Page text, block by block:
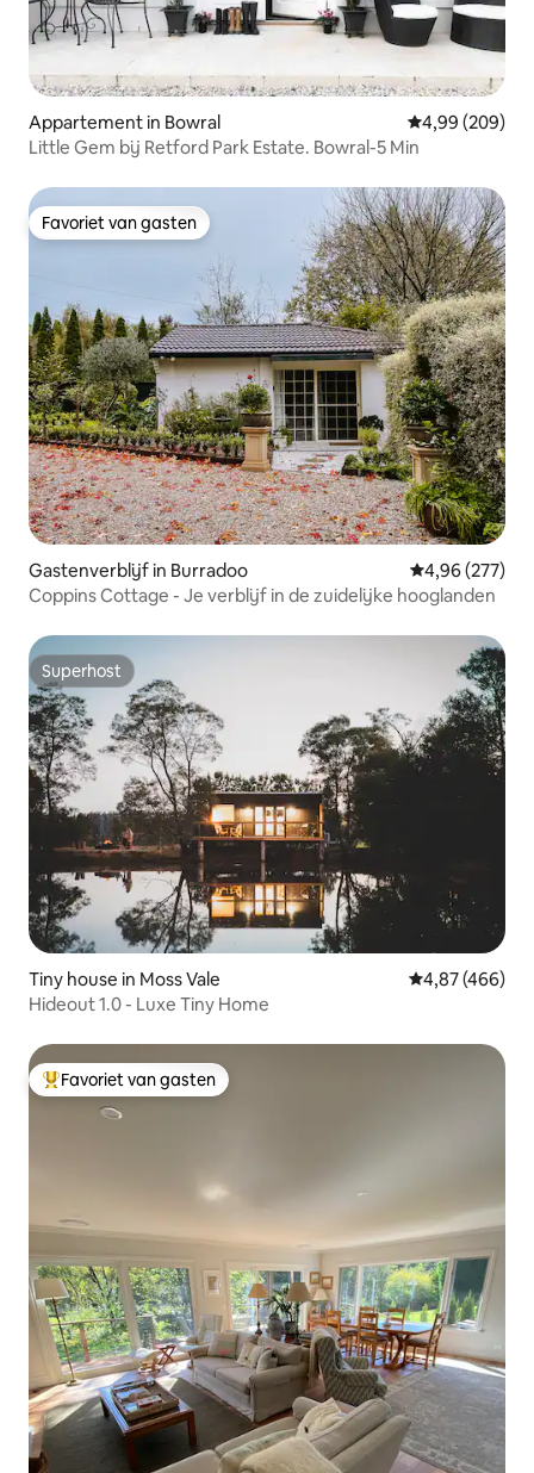
Appartement in Bowral Gemiddelde
4,99 (209)
Little Gem bij Retford Park Estate. Bowral-5 Min
Favoriet van gasten
Favoriet van gasten
Gastenverblijf in Burradoo Gemiddelde
4,96 (277)
Coppins Cottage - Je verblijf in de zuidelijke hooglanden
Superhost
Superhost
Tiny house in Moss Vale Gemiddelde
4,87 (466)
Hideout 1.0 - Luxe Tiny Home
Topfavoriet van gasten
Favoriet van gasten